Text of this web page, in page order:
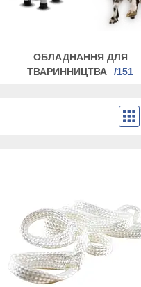
ОБЛАДНАННЯ ДЛЯ
ТВАРИННИЦТВА
151